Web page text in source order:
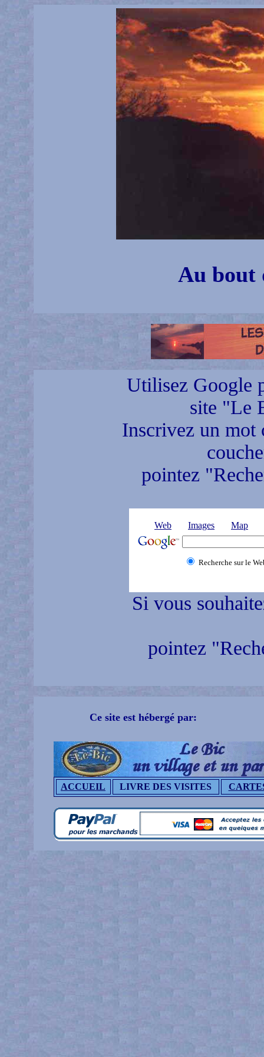
Au bout
Utilisez Google
site "Le
Inscrivez un mot
pointez
Web Images Map
Recherche sur le
Si vous
pointez
Ce site est hébergé par:
ACCUEIL LIVRE DES VISITES